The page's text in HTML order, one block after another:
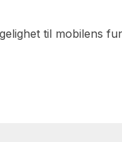
til mobilens